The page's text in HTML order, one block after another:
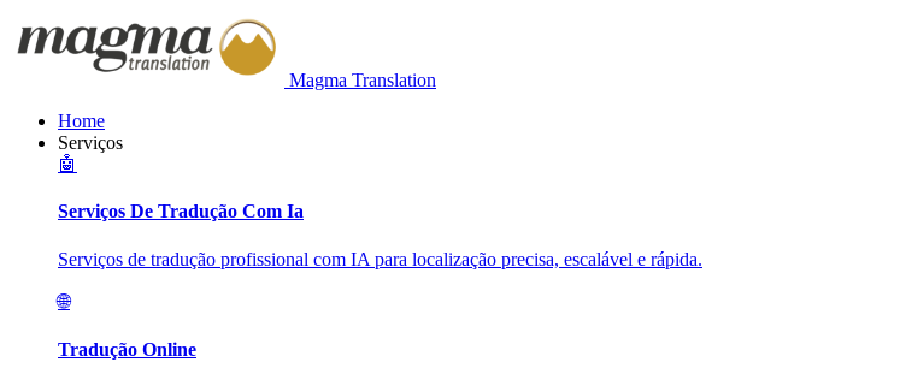
Magma Translation
Home
Serviços
🤖
Serviços De Tradução Com Ia
Serviços de tradução profissional com IA para localização precisa, escalável e rápida.
🌐
Tradução Online